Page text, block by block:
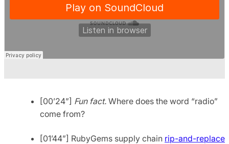
[00’24”] Fun fact. Where does the word “radio”
come from?
[01’44”] RubyGems supply chain rip-and-replace